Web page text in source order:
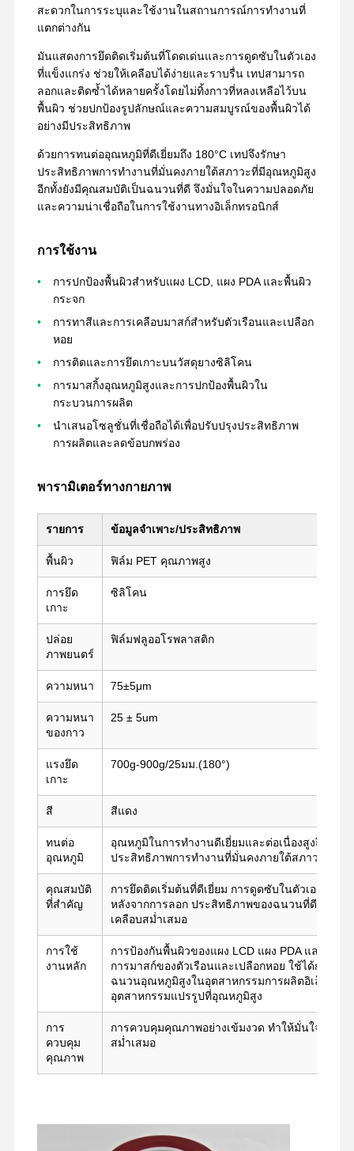
ผลิตภัณฑ์
ทัวร์โรงงาน
ควบคุม
คุณภาพ
เทป PET
เทปแคปตัน
เทปสองหน้า
เทปปิดหน้า
ฟิล์มพีอีที
เทป PTFE
เทป PI
พียูฟิล์ม
ฟิล์มซิลิโคน
เทปเจาะ
ฟิล์มป้องกันสีฟ้า
ฟิล์มกันร้อน
เทปอุตสาหกรรม
สะดวกในการระบุและใช้งานในสถานการณ์การทำงานที่
แตกต่างกัน
มันแสดงการยึดติดเริ่มต้นที่โดดเด่นและการดูดซับในตัวเอง
ที่แข็งแกร่ง ช่วยให้เคลือบได้ง่ายและราบรื่น เทปสามารถ
ลอกและติดซ้ำได้หลายครั้งโดยไม่ทิ้งกาวที่หลงเหลือไว้บน
พื้นผิว ช่วยปกป้องรูปลักษณ์และความสมบูรณ์ของพื้นผิวได้
อย่างมีประสิทธิภาพ
ด้วยการทนต่ออุณหภูมิที่ดีเยี่ยมถึง 180°C เทปจึงรักษา
ประสิทธิภาพการทำงานที่มั่นคงภายใต้สภาวะที่มีอุณหภูมิสูง
อีกทั้งยังมีคุณสมบัติเป็นฉนวนที่ดี จึงมั่นใจในความปลอดภัย
และความน่าเชื่อถือในการใช้งานทางอิเล็กทรอนิกส์
การใช้งาน
การปกป้องพื้นผิวสำหรับแผง LCD, แผง PDA และพื้นผิว
กระจก
การทาสีและการเคลือบมาสก์สำหรับตัวเรือนและเปลือก
หอย
การติดและการยึดเกาะบนวัสดุยางซิลิโคน
การมาสกิ้งอุณหภูมิสูงและการปกป้องพื้นผิวใน
กระบวนการผลิต
นำเสนอโซลูชั่นที่เชื่อถือได้เพื่อปรับปรุงประสิทธิภาพ
การผลิตและลดข้อบกพร่อง
พารามิเตอร์ทางกายภาพ
รายการ ข้อมูลจำเพาะ/ประสิทธิภาพ
พื้นผิว ฟิล์ม PET คุณภาพสูง
การยึด
เกาะ
ซิลิโคน
ปล่อย
ภาพยนตร์
ฟิล์มฟลูออโรพลาสติก
ความหนา 75±5μm
ความหนา
ของกาว
25 ± 5um
แรงยึด
เกาะ
700g-900g/25มม.(180°)
สี สีแดง
ทนต่อ
อุณหภูมิ
อุณหภูมิในการทำงานดีเยี่ยมและต่อเนื่องสูงถึง
ประสิทธิภาพการทำงานที่มั่นคงภายใต้สภาวะที่มีอุ
คุณสมบัติ
ที่สำคัญ
การยึดติดเริ่มต้นที่ดีเยี่ยม การดูดซับในตัวเองที่แข็ง
หลังจากการลอก ประสิทธิภาพของฉนวนที่ดี สมรร
เคลือบสม่ำเสมอ
การใช้
งานหลัก
การป้องกันพื้นผิวของแผง LCD แผง PDA และพื้นผิ
การมาสก์ของตัวเรือนและเปลือกหอย ใช้ได้กับวัส
ฉนวนอุณหภูมิสูงในอุตสาหกรรมการผลิตอิเล็กทรอ
อุตสาหกรรมแปรรูปที่อุณหภูมิสูง
การ
ควบคุม
คุณภาพ
การควบคุมคุณภาพอย่างเข้มงวด ทำให้มั่นใจถึงป
สม่ำเสมอ